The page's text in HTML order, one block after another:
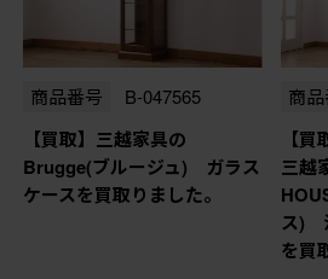
商品番号 B-047565
【買取】三越家具の
Brugge(ブルージュ) ガラス
ケースを買取りました。
商
【
三越
ス)
を買